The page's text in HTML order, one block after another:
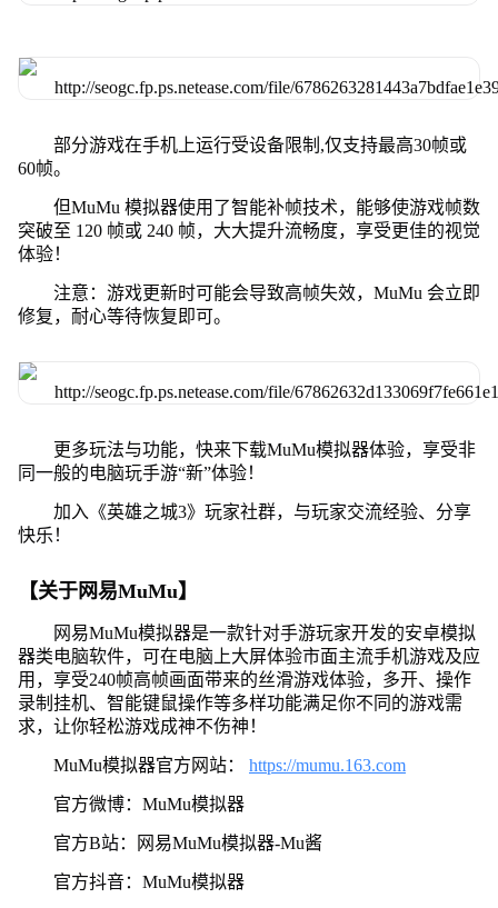
部分游戏在手机上运行受设备限制,仅支持最高30帧或
60帧。
但MuMu 模拟器使用了智能补帧技术，能够使游戏帧数
突破至 120 帧或 240 帧，大大提升流畅度，享受更佳的视觉
体验！
注意：游戏更新时可能会导致高帧失效，MuMu 会立即
修复，耐心等待恢复即可。
更多玩法与功能，快来下载MuMu模拟器体验，享受非
同一般的电脑玩手游“新”体验！
加入《英雄之城3》玩家社群，与玩家交流经验、分享
快乐！
【关于网易MuMu】
网易MuMu模拟器是一款针对手游玩家开发的安卓模拟
器类电脑软件，可在电脑上大屏体验市面主流手机游戏及应
用，享受240帧高帧画面带来的丝滑游戏体验，多开、操作
录制挂机、智能键鼠操作等多样功能满足你不同的游戏需
求，让你轻松游戏成神不伤神！
MuMu模拟器官方网站： https://mumu.163.com
官方微博：MuMu模拟器
官方B站：网易MuMu模拟器-Mu酱
官方抖音：MuMu模拟器